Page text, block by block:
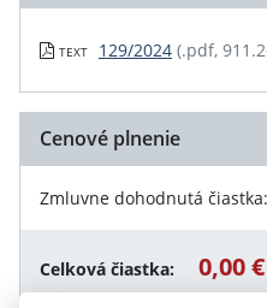
TEXT 129/2024 (.pdf,
Cenové plnenie
Zmluvne dohodnutá čiastka:
Celková čiastka: 0,00 €